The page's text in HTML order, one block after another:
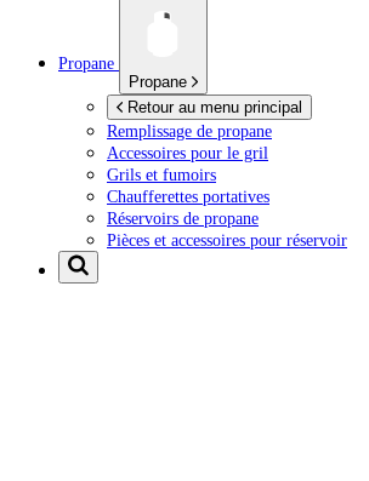
Propane
Propane
Retour au menu principal
Remplissage de propane
Accessoires pour le gril
Grils et fumoirs
Chaufferettes portatives
Réservoirs de propane
Pièces et accessoires pour réservoir